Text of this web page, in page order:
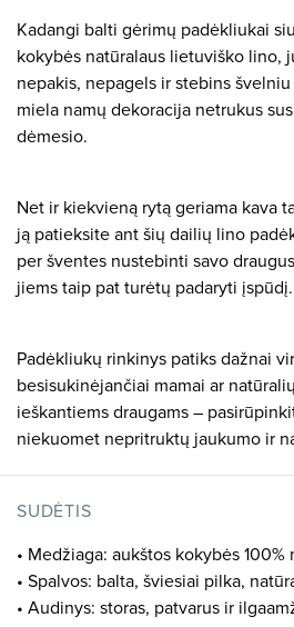
Kadangi balti gėrimų padėkliukai
kokybės natūralaus lietuviško lino,
nepakis, nepagels ir stebins
miela namų dekoracija netrukus
dėmesio.
Net ir kiekvieną rytą geriama kava
ją patieksite ant šių dailių lino
per šventes nustebinti savo
jiems taip pat turėtų padaryti įspūdį.
Padėkliukų rinkinys patiks dažnai
besisukinėjančiai mamai ar
ieškantiems draugams –
niekuomet nepritruktų jaukumo ir
SUDĖTIS
• Medžiaga: aukštos kokybės 100%
• Spalvos: balta, šviesiai pilka,
• Audinys: storas, patvarus ir